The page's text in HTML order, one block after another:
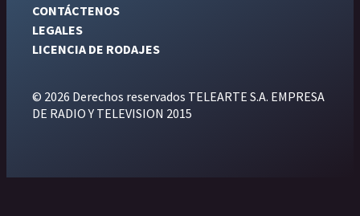
CONTÁCTENOS
LEGALES
LICENCIA DE RODAJES
© 2026 Derechos reservados TELEARTE S.A. EMPRESA
DE RADIO Y TELEVISION 2015